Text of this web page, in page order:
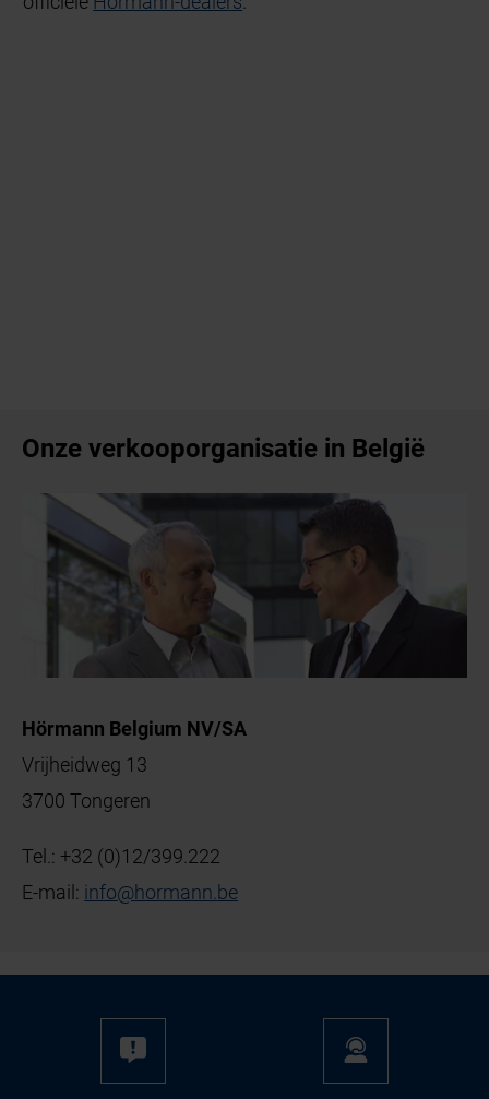
Onze verkooporganisatie in België
Hörmann Belgium NV/SA
Vrijheidweg 13
3700 Tongeren
Tel.: +32 (0)12/399.222
E-mail: info@hormann be